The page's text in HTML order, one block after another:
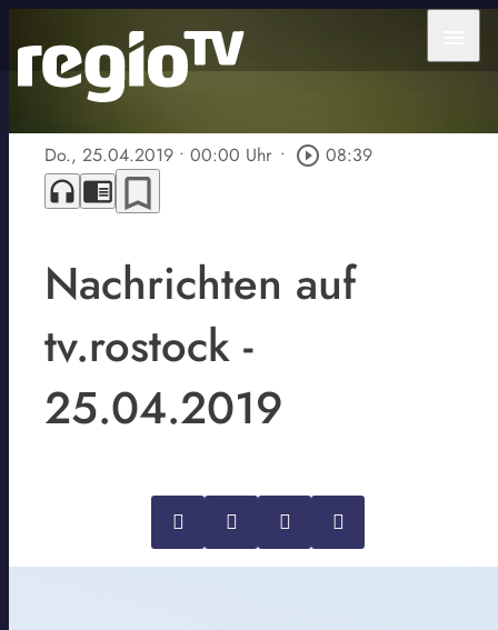
Do., 25.04.2019 • 00:00 Uhr • play_circle_outline 08:39
headphones chrome_reader_mode bookmark_border
Nachrichten auf
tv.rostock -
25.04.2019